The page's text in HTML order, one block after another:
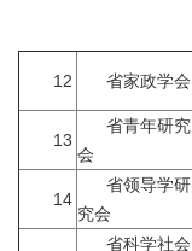
12 省家政学会
13
省青年研究
会
14
省领导学研
究会
省科学社会